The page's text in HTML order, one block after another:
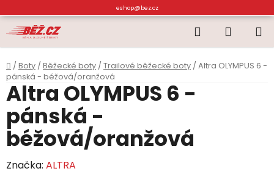
na
obsah
eshop@bez.cz
Hledat
KOŠÍK
Domů
/ Boty / Běžecké boty / Trailové běžecké boty / Altra OLYMPUS 6 -
pánská - béžová/oranžová
Altra OLYMPUS 6 -
pánská -
béžová/oranžová
Značka: ALTRA